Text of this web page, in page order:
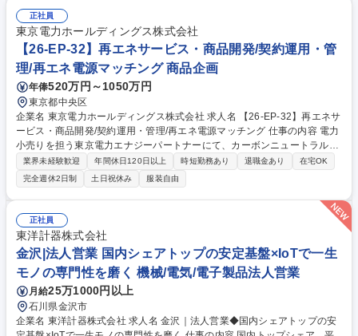
正社員
東京電力ホールディングス株式会社
【26-EP-32】再エネサービス・商品開発/契約運用・管
理/再エネ電源マッチング 商品企画
年俸520万円～1050万円
東京都中央区
企業名 東京電力ホールディングス株式会社 求人名 【26-EP-32】再エネサ
ービス・商品開発/契約運用・管理/再エネ電源マッチング 仕事の内容 電力
小売りを担う東京電力エナジーパートナーにて、カーボンニュートラルの
実現に向け、再エネを活用したサービス・メニューの開発と運用をお任せ
します。開発から管理、業務基盤の整備まで一貫して対応します。 ■再エ
ネメニュー企画・開発及び既存メニュー改良(年度単位で複数案件推進) ■
契約後の運用管理や問い合わせ対応など、安定運用のための実務全般 ■需
要に対する再エネ電源のマッチング調整(多数の契約に関わる業務) ■管理
業務の効率化に向けたシステム開発・改善推進 ■関係部門と連携した運用
フローやサービス仕様整備 ※サービス設計から運用改善まで、継続的に価
値を高めていく役割です。 募集職種 【26-EP-32】再エネサービス・商品
開発/契約運用・管理/再エネ電源マッチング
業界未経験歓迎 年間休日120日以上 時短勤務あり 退職金あり
在宅OK
完全週休2日制
土日祝休み 服装自由
正社員
東洋計器株式会社
金沢|法人営業 国内シェアトップの安定基盤×IoTで一生
モノの専門性を磨く 機械/電気/電子製品法人営業
月給25万1000円以上
石川県金沢市
企業名 東洋計器株式会社 求人名 金沢｜法人営業◆国内シェアトップの安